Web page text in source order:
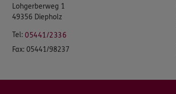
Lohgerberweg 1
49356 Diepholz
Tel: 05441/2336
Fax: 05441/98237